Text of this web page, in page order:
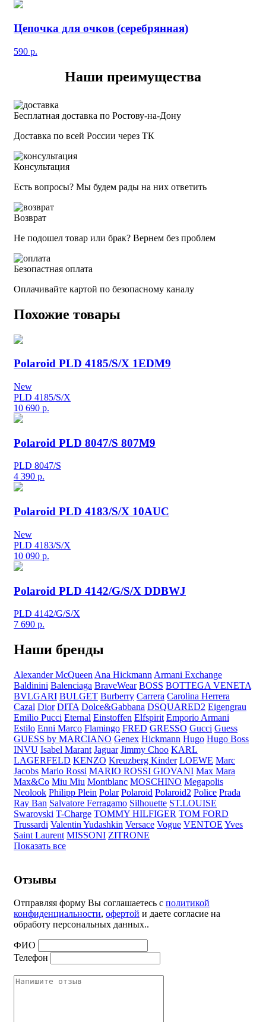
Цепочка для очков (серебрянная)
590 р.
Наши преимущества
Бесплатная доставка по Ростову-на-Дону
Доставка по всей России через ТК
Консультация
Есть вопросы? Мы будем рады на них ответить
Возврат
Не подошел товар или брак? Вернем без проблем
Безопастная оплата
Оплачивайте картой по безопасному каналу
Похожие товары
Polaroid PLD 4185/S/X 1EDM9
New
PLD 4185/S/X
10 690 р.
Polaroid PLD 8047/S 807M9
PLD 8047/S
4 390 р.
Polaroid PLD 4183/S/X 10AUC
New
PLD 4183/S/X
10 090 р.
Polaroid PLD 4142/G/S/X DDBWJ
PLD 4142/G/S/X
7 690 р.
Наши бренды
Alexander McQueen Ana Hickmann Armani Exchange
Baldinini Balenciaga BraveWear BOSS BOTTEGA VENETA
BVLGARI BULGET Burberry Carrera Carolina Herrera
Cazal Dior DITA Dolce&Gabbana DSQUARED2 Eigengrau
Emilio Pucci Eternal Einstoffen Elfspirit Emporio Armani
Estilo Enni Marco Flamingo FRED GRESSO Gucci Guess
GUESS by MARCIANO Genex Hickmann Hugo Hugo Boss
INVU Isabel Marant Jaguar Jimmy Choo KARL
LAGERFELD KENZO Kreuzberg Kinder LOEWE Marc
Jacobs Mario Rossi MARIO ROSSI GIOVANI Max Mara
Max&Co Miu Miu Montblanc MOSCHINO Megapolis
Neolook Philipp Plein Polar Polaroid Polaroid2 Police Prada
Ray Ban Salvatore Ferragamo Silhouette ST.LOUISE
Swarovski T-Charge TOMMY HILFIGER TOM FORD
Trussardi Valentin Yudashkin Versace Vogue VENTOE Yves
Saint Laurent MISSONI ZITRONE
Показать все
Отзывы
Отправляя форму Вы соглашаетесь с политикой
конфиденциальности, офертой и даете согласие на
обработу персональных данных..
ФИО
Телефон